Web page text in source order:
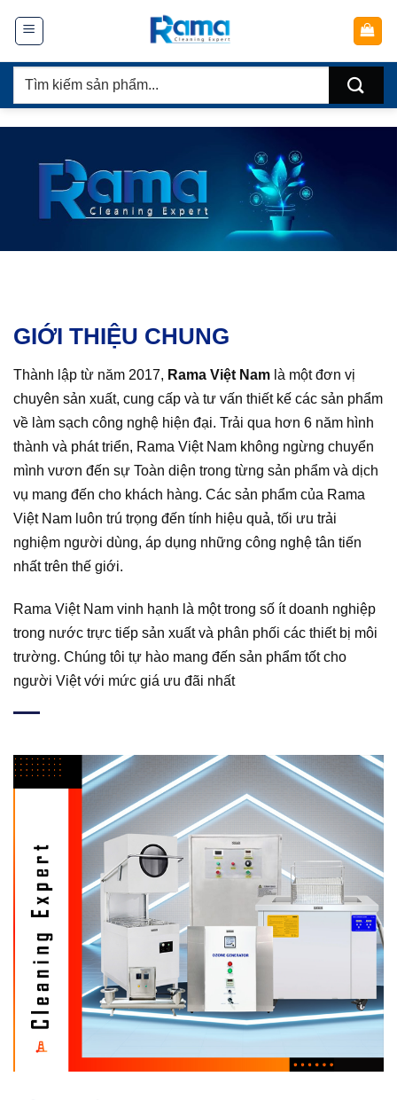
dung
Tìm
GIỚI THIỆU CHUNG
Thành lập từ năm 2017, Rama Việt Nam là một đơn vị
chuyên sản xuất, cung cấp và tư vấn thiết kế các sản phẩm
về làm sạch công nghệ hiện đại. Trải qua hơn 6 năm hình
thành và phát triển, Rama Việt Nam không ngừng chuyển
mình vươn đến sự Toàn diện trong từng sản phẩm và dịch
vụ mang đến cho khách hàng. Các sản phẩm của Rama
Việt Nam luôn trú trọng đến tính hiệu quả, tối ưu trải
nghiệm người dùng, áp dụng những công nghệ tân tiến
nhất trên thế giới.
Rama Việt Nam vinh hạnh là một trong số ít doanh nghiệp
trong nước trực tiếp sản xuất và phân phối các thiết bị môi
trường. Chúng tôi tự hào mang đến sản phẩm tốt cho
người Việt với mức giá ưu đãi nhất